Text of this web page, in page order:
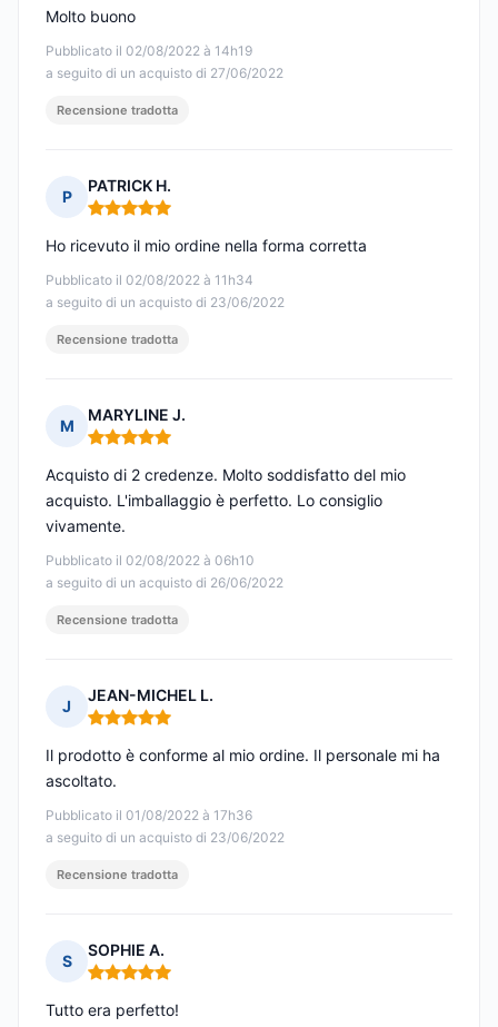
Pubblicato il 02/08/2022 à 14h19
a seguito di un acquisto di 27/06/2022
Molto buono
Recensione tradotta
P
PATRICK H.
Nota: 5 su 5
Pubblicato il 02/08/2022 à 11h34
a seguito di un acquisto di 23/06/2022
Ho ricevuto il mio ordine nella forma corretta
Recensione tradotta
M
MARYLINE J.
Nota: 5 su 5
Pubblicato il 02/08/2022 à 06h10
a seguito di un acquisto di 26/06/2022
Acquisto di 2 credenze. Molto soddisfatto del mio
acquisto. L'imballaggio è perfetto. Lo consiglio
vivamente.
Recensione tradotta
J
JEAN-MICHEL L.
Nota: 5 su 5
Pubblicato il 01/08/2022 à 17h36
a seguito di un acquisto di 23/06/2022
Il prodotto è conforme al mio ordine. Il personale mi ha
ascoltato.
Recensione tradotta
S
SOPHIE A.
Nota: 5 su 5
Tutto era perfetto!